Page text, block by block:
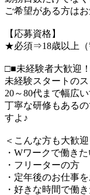
ご希望がある方は
【応募資格】
★必須⇒18歳以上（
□■未経験者大歓迎
未経験スタートの
20～80代まで幅広
丁寧な研修もある
すよ♪
＜こんな方も大歓迎
・Wワークで働き
・フリーターの方
・定年後のお仕事
・好きな時間で働